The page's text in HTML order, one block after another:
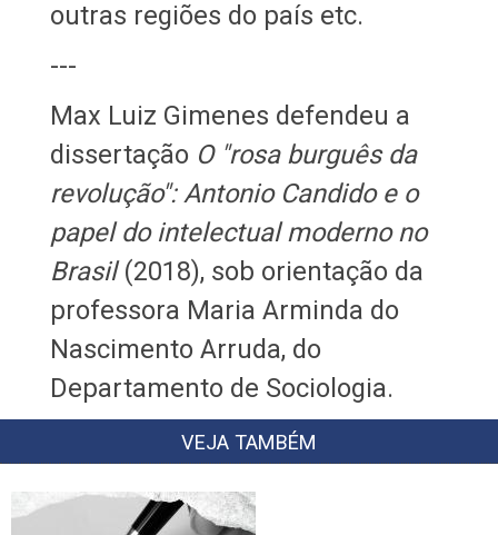
outras regiões do país etc.
---
Max Luiz Gimenes defendeu a
dissertação O "rosa burguês da
revolução": Antonio Candido e o
papel do intelectual moderno no
Brasil(2018), sob orientação da
professora Maria Arminda do
Nascimento Arruda, do
Departamento de Sociologia.
VEJA TAMBÉM